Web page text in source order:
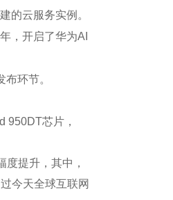
的云服务实例。
，开启了华为AI
环节。
950DT芯片，
提升，其中，
今天全球互联网